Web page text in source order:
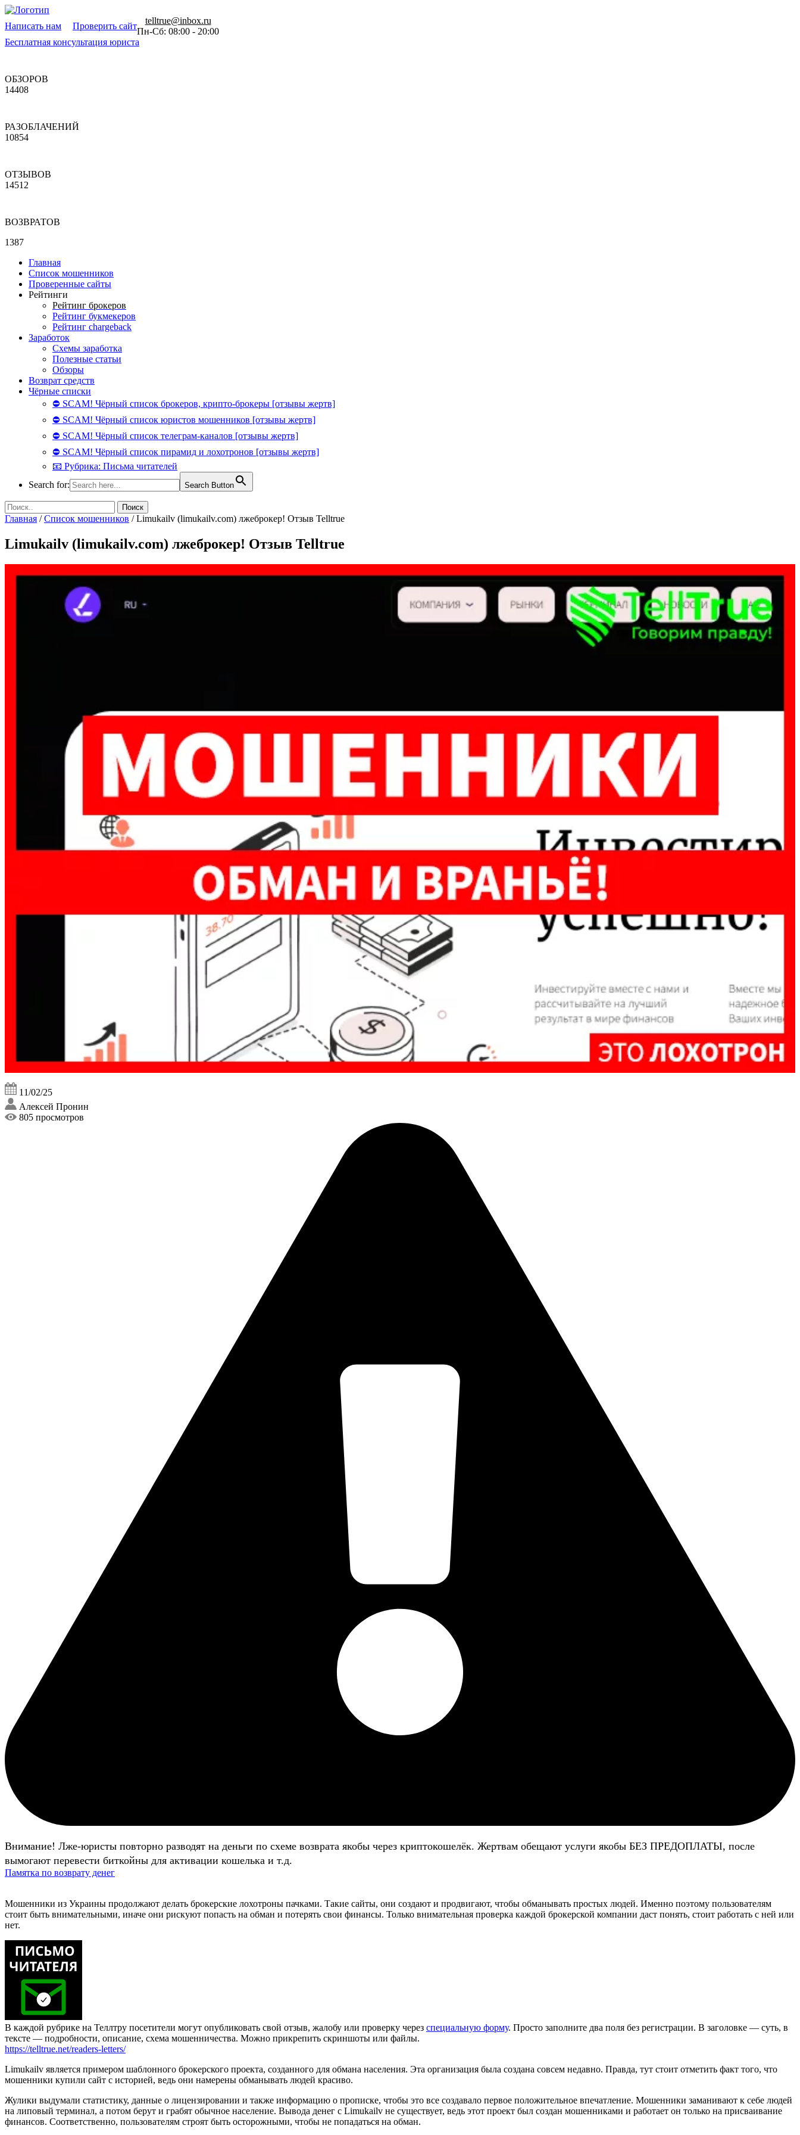
Написать нам Проверить сайт
telltrue@inbox.ru
Пн-Сб: 08:00 - 20:00
Бесплатная консультация юриста
ОБЗОРОВ
14408
РАЗОБЛАЧЕНИЙ
10854
ОТЗЫВОВ
14512
ВОЗВРАТОВ
1387
Главная
Список мошенников
Проверенные сайты
Рейтинги
Рейтинг брокеров
Рейтинг букмекеров
Рейтинг chargeback
Заработок
Схемы заработка
Полезные статьи
Обзоры
Возврат средств
Чёрные списки
⛔ SCAM! Чёрный список брокеров, крипто-брокеры [отзывы жертв]
⛔ SCAM! Чёрный список юристов мошенников [отзывы жертв]
⛔ SCAM! Чёрный список телеграм-каналов [отзывы жертв]
⛔ SCAM! Чёрный список пирамид и лохотронов [отзывы жертв]
📧 Рубрика: Письма читателей
Search for:
Search Button
Главная /Список мошенников /Limukailv (limukailv.com) лжеброкер! Отзыв Telltrue
Limukailv (limukailv.com) лжеброкер! Отзыв Telltrue
11/02/25
Алексей Пронин
805 просмотров
Внимание! Лже-юристы повторно разводят на деньги по схеме возврата якобы через криптокошелёк. Жертвам обещают услуги якобы БЕЗ ПРЕДОПЛАТЫ, после
вымогают перевести биткойны для активации кошелька и т.д.
Памятка по возврату денег
Мошенники из Украины продолжают делать брокерские лохотроны пачками. Такие сайты, они создают и продвигают, чтобы обманывать простых людей. Именно поэтому пользователям
стоит быть внимательными, иначе они рискуют попасть на обман и потерять свои финансы. Только внимательная проверка каждой брокерской компании даст понять, стоит работать с ней или
нет.
В каждой рубрике на Теллтру посетители могут опубликовать свой отзыв, жалобу или проверку через специальную форму. Просто заполните два поля без регистрации. В заголовке — суть, в
тексте — подробности, описание, схема мошенничества. Можно прикрепить скриншоты или файлы.
https://telltrue.net/readers-letters/
Limukailv является примером шаблонного брокерского проекта, созданного для обмана населения. Эта организация была создана совсем недавно. Правда, тут стоит отметить факт того, что
мошенники купили сайт с историей, ведь они намерены обманывать людей красиво.
Жулики выдумали статистику, данные о лицензировании и также информацию о прописке, чтобы это все создавало первое положительное впечатление. Мошенники заманивают к себе людей
на липовый терминал, а потом берут и грабят обычное население. Вывода денег с Limukailv не существует, ведь этот проект был создан мошенниками и работает он только на присваивание
финансов. Соответственно, пользователям строят быть осторожными, чтобы не попадаться на обман.